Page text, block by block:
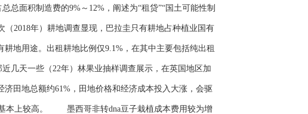
积制造费的9%～12%，阐述为“租贷”“国土可能性制
2018年）耕地调查显现，巴拉圭只有耕地占种植业国有
地用途。出租耕地比例仅9.1%，在其中主要包括纯出租
天一些（22年）林果业抽样调查展示，在英国地区加
田地总额约61%，田地价格和经济成本投入大涨，会驱
基本上较高。 墨西哥非转dna豆子栽植成本费用较为增